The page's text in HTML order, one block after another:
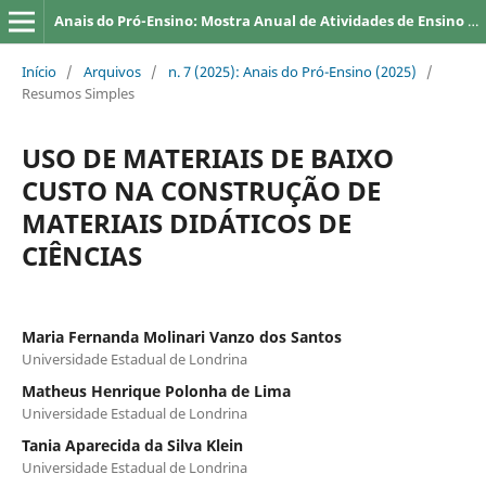
Anais do Pró-Ensino: Mostra Anual de Atividades de Ensino da UEL
Início / Arquivos / n. 7 (2025): Anais do Pró-Ensino (2025)
/
Resumos Simples
USO DE MATERIAIS DE BAIXO
CUSTO NA CONSTRUÇÃO DE
MATERIAIS DIDÁTICOS DE
CIÊNCIAS
Maria Fernanda Molinari Vanzo dos Santos
Universidade Estadual de Londrina
Matheus Henrique Polonha de Lima
Universidade Estadual de Londrina
Tania Aparecida da Silva Klein
Universidade Estadual de Londrina